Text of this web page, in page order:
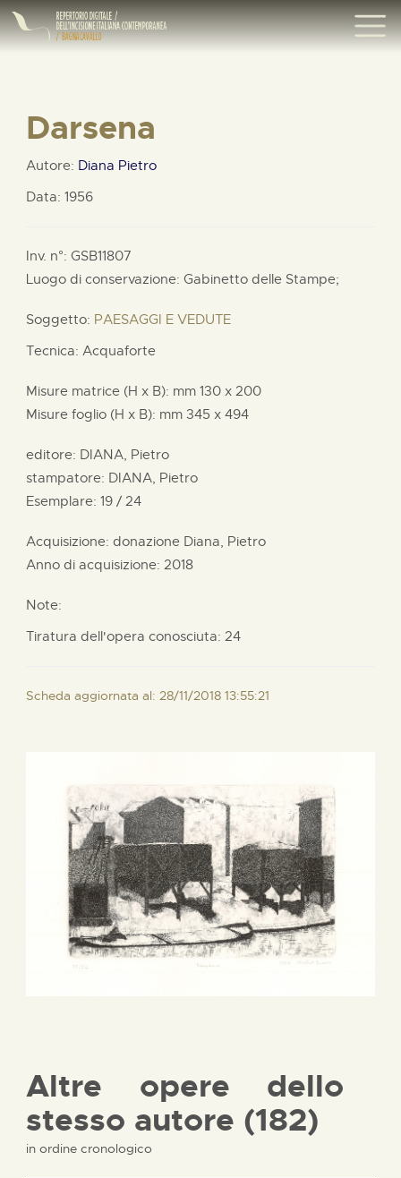
Darsena
Autore: Diana Pietro
Data: 1956
Inv. n°: GSB11807
Luogo di conservazione: Gabinetto delle Stampe;
Soggetto: PAESAGGI E VEDUTE
Tecnica: Acquaforte
Misure matrice (H x B): mm 130 x 200
Misure foglio (H x B): mm 345 x 494
editore: DIANA, Pietro
stampatore: DIANA, Pietro
Esemplare: 19 / 24
Acquisizione: donazione Diana, Pietro
Anno di acquisizione: 2018
Note:
Tiratura dell'opera conosciuta: 24
Scheda aggiornata al: 28/11/2018 13:55:21
Altre opere dello
stesso autore (182)
in ordine cronologico